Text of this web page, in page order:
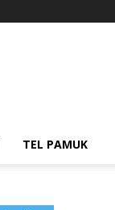
TEL PAMUK